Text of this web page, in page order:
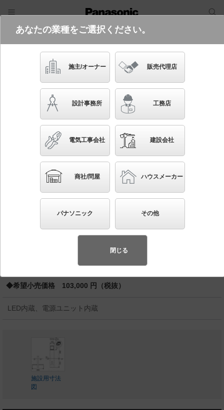
電気・建築設備（ビジネス）
フリーワード
品番・キーワード
かんたん照度計算
YYY80542 LE1
(500 lmタイプ)
地中埋込型 LED（白色） フットスタンドライト 片
側ワイド配光タイプ 防雨型 SmartArchi（スマートア
ーキ） パネル付型
（先端技術や優れたデザイン性を持ち合わせ、快
適で先進的な照明環境をご提案する商品群です）
◆希望小売価格 103,000 円（税抜）
LED内蔵、電源ユニット内蔵
施設用寸法
図
あなたの業種をご選択ください。
施主/オーナー 販売代理店
設計事務所 工務店
電気工事会社 建設会社
商社/問屋 ハウスメーカー
パナソニック その他
閉じる